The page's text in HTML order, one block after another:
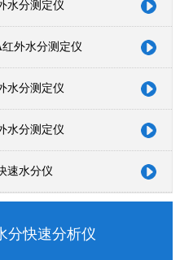
水分测定仪
红外水分测定仪
水分测定仪
水分测定仪
速水分仪
分快速分析仪